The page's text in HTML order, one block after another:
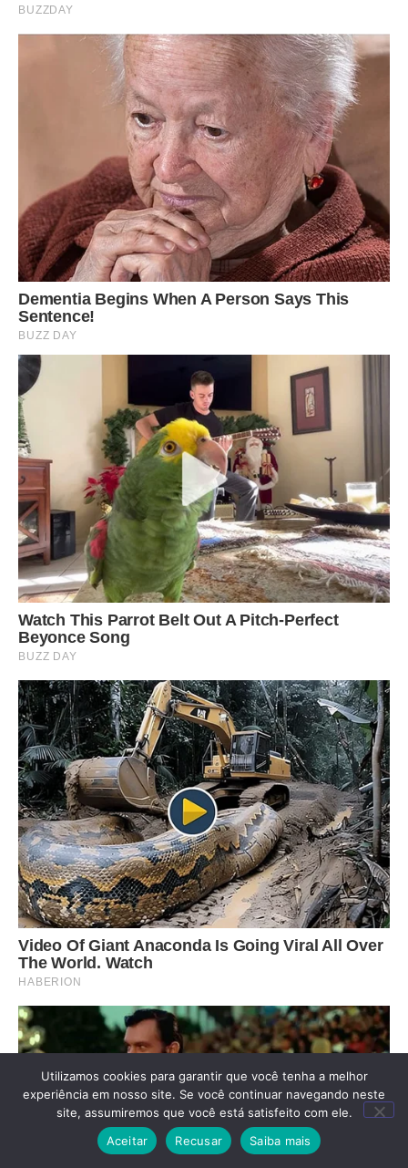
Utilizamos cookies para garantir que você tenha a melhor
experiência em nosso site. Se você continuar navegando neste
site, assumiremos que você está satisfeito com ele.
Aceitar
Recusar Saiba mais